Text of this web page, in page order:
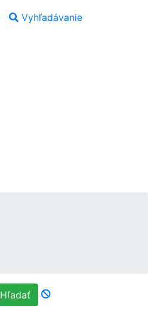
Vyhľadávanie
Hľadať